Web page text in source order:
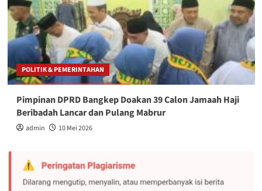
POLITIK & PEMERINTAHAN
Pimpinan DPRD Bangkep Doakan 39 Calon Jamaah Haji
Beribadah Lancar dan Pulang Mabrur
admin 10 Mei 2026